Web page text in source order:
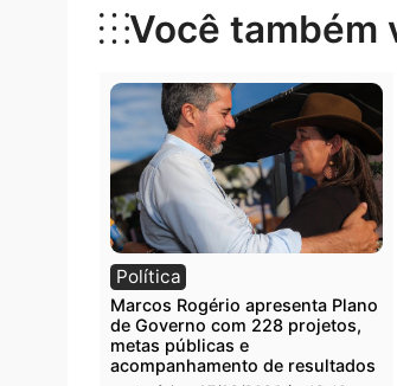
Categorias
Esporte
Você